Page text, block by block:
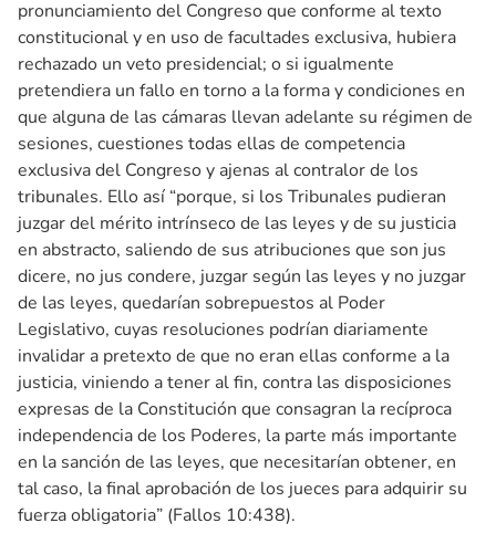
pronunciamiento del Congreso que conforme al texto
constitucional y en uso de facultades exclusiva, hubiera
rechazado un veto presidencial; o si igualmente
pretendiera un fallo en torno a la forma y condiciones en
que alguna de las cámaras llevan adelante su régimen de
sesiones, cuestiones todas ellas de competencia
exclusiva del Congreso y ajenas al contralor de los
tribunales. Ello así “porque, si los Tribunales pudieran
juzgar del mérito intrínseco de las leyes y de su justicia
en abstracto, saliendo de sus atribuciones que son jus
dicere, no jus condere, juzgar según las leyes y no juzgar
de las leyes, quedarían sobrepuestos al Poder
Legislativo, cuyas resoluciones podrían diariamente
invalidar a pretexto de que no eran ellas conforme a la
justicia, viniendo a tener al fin, contra las disposiciones
expresas de la Constitución que consagran la recíproca
independencia de los Poderes, la parte más importante
en la sanción de las leyes, que necesitarían obtener, en
tal caso, la final aprobación de los jueces para adquirir su
fuerza obligatoria” (Fallos 10:438).